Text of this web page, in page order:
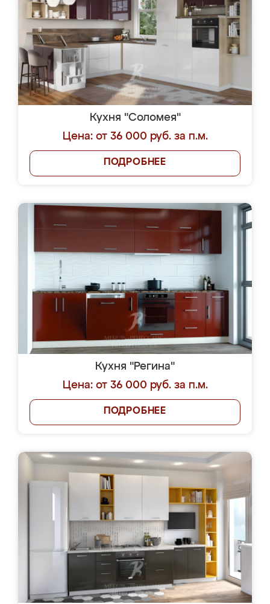
Кухня "Соломея"
Цена: от 36 000 руб. за п.м.
ПОДРОБНЕЕ
Кухня "Регина"
Цена: от 36 000 руб. за п.м.
ПОДРОБНЕЕ